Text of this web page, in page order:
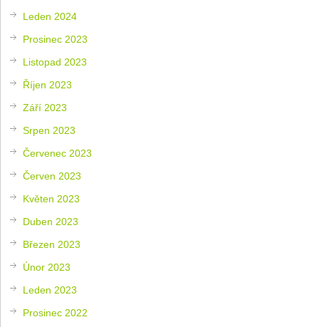
Leden 2024
Prosinec 2023
Listopad 2023
Říjen 2023
Září 2023
Srpen 2023
Červenec 2023
Červen 2023
Květen 2023
Duben 2023
Březen 2023
Únor 2023
Leden 2023
Prosinec 2022